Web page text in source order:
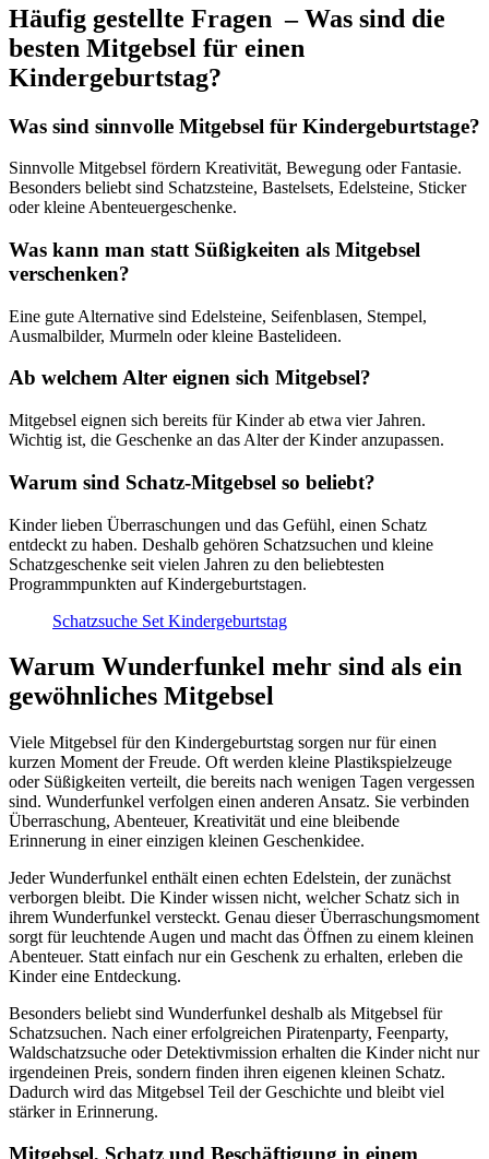
Häufig gestellte Fragen – Was sind die
besten Mitgebsel für einen
Kindergeburtstag?
Was sind sinnvolle Mitgebsel für Kindergeburtstage?
Sinnvolle Mitgebsel fördern Kreativität, Bewegung oder Fantasie.
Besonders beliebt sind Schatzsteine, Bastelsets, Edelsteine, Sticker
oder kleine Abenteuergeschenke.
Was kann man statt Süßigkeiten als Mitgebsel
verschenken?
Eine gute Alternative sind Edelsteine, Seifenblasen, Stempel,
Ausmalbilder, Murmeln oder kleine Bastelideen.
Ab welchem Alter eignen sich Mitgebsel?
Mitgebsel eignen sich bereits für Kinder ab etwa vier Jahren.
Wichtig ist, die Geschenke an das Alter der Kinder anzupassen.
Warum sind Schatz-Mitgebsel so beliebt?
Kinder lieben Überraschungen und das Gefühl, einen Schatz
entdeckt zu haben. Deshalb gehören Schatzsuchen und kleine
Schatzgeschenke seit vielen Jahren zu den beliebtesten
Programmpunkten auf Kindergeburtstagen.
Schatzsuche Set Kindergeburtstag
Warum Wunderfunkel mehr sind als ein
gewöhnliches Mitgebsel
Viele Mitgebsel für den Kindergeburtstag sorgen nur für einen
kurzen Moment der Freude. Oft werden kleine Plastikspielzeuge
oder Süßigkeiten verteilt, die bereits nach wenigen Tagen vergessen
sind. Wunderfunkel verfolgen einen anderen Ansatz. Sie verbinden
Überraschung, Abenteuer, Kreativität und eine bleibende
Erinnerung in einer einzigen kleinen Geschenkidee.
Jeder Wunderfunkel enthält einen echten Edelstein, der zunächst
verborgen bleibt. Die Kinder wissen nicht, welcher Schatz sich in
ihrem Wunderfunkel versteckt. Genau dieser Überraschungsmoment
sorgt für leuchtende Augen und macht das Öffnen zu einem kleinen
Abenteuer. Statt einfach nur ein Geschenk zu erhalten, erleben die
Kinder eine Entdeckung.
Besonders beliebt sind Wunderfunkel deshalb als Mitgebsel für
Schatzsuchen. Nach einer erfolgreichen Piratenparty, Feenparty,
Waldschatzsuche oder Detektivmission erhalten die Kinder nicht nur
irgendeinen Preis, sondern finden ihren eigenen kleinen Schatz.
Dadurch wird das Mitgebsel Teil der Geschichte und bleibt viel
stärker in Erinnerung.
Mitgebsel, Schatz und Beschäftigung in einem